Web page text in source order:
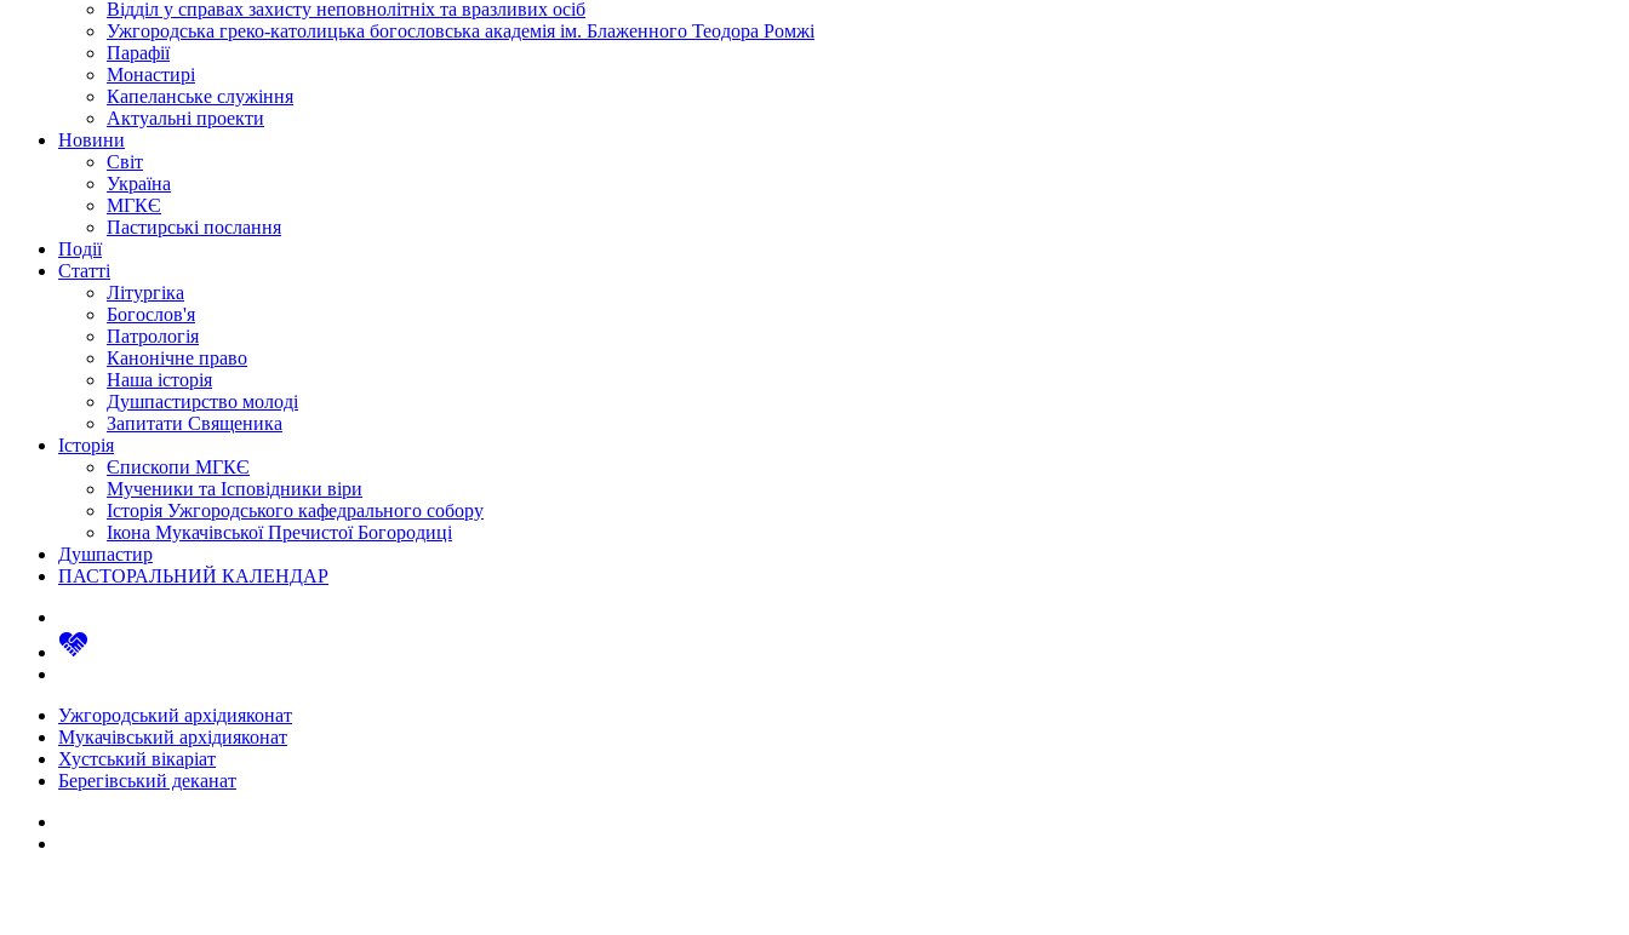
Відділ у справах захисту неповнолітніх та вразливих осіб
Ужгородська греко-католицька богословська академія ім. Блаженного Теодора Ромжі
Парафії
Монастирі
Капеланське служіння
Актуальні проекти
Новини
Світ
Україна
МГКЄ
Пастирські послання
Події
Статті
Літургіка
Богослов'я
Патрологія
Канонічне право
Наша історія
Душпастирство молоді
Запитати Священика
Історія
Єпископи МГКЄ
Мученики та Ісповідники віри
Історія Ужгородського кафедрального собору
Ікона Мукачівської Пречистої Богородиці
Душпастир
ПАСТОРАЛЬНИЙ КАЛЕНДАР
Ужгородський архідияконат
Мукачівський архідияконат
Хустський вікаріат
Берегівський деканат